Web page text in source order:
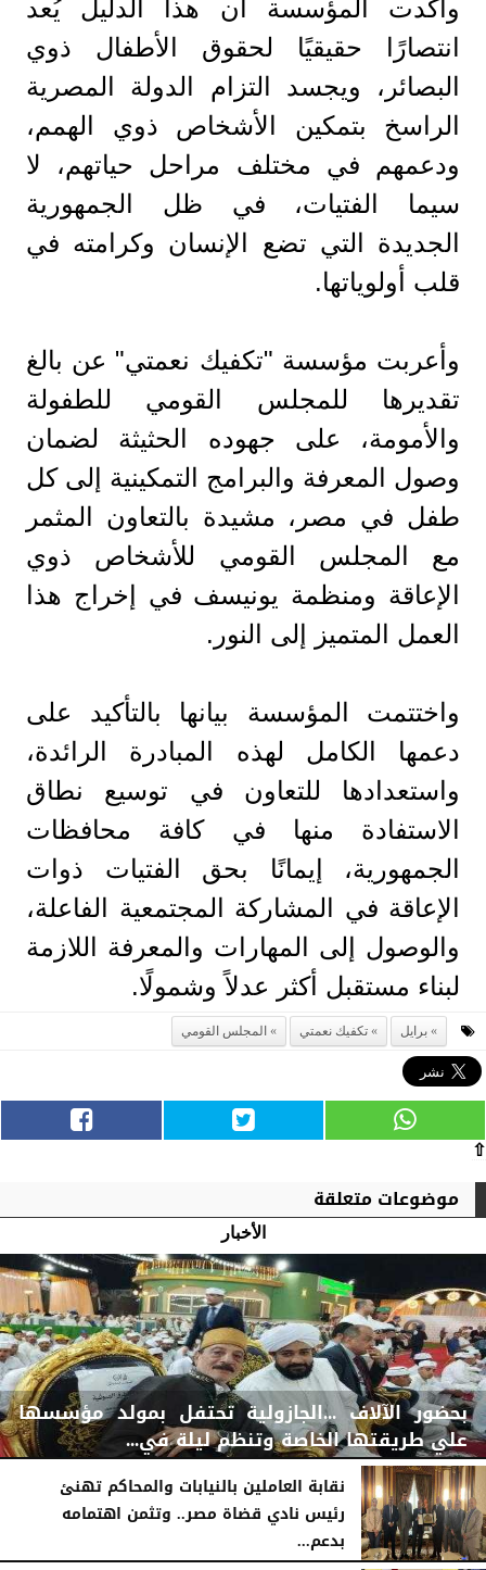
وأكدت المؤسسة أن هذا الدليل يُعد
انتصارًا حقيقيًا لحقوق الأطفال ذوي
البصائر، ويجسد التزام الدولة المصرية
الراسخ بتمكين الأشخاص ذوي الهمم،
ودعمهم في مختلف مراحل حياتهم، لا
سيما الفتيات، في ظل الجمهورية
الجديدة التي تضع الإنسان وكرامته في
قلب أولوياتها.
وأعربت مؤسسة "تكفيك نعمتي" عن بالغ
تقديرها للمجلس القومي للطفولة
والأمومة، على جهوده الحثيثة لضمان
وصول المعرفة والبرامج التمكينية إلى كل
طفل في مصر، مشيدة بالتعاون المثمر
مع المجلس القومي للأشخاص ذوي
الإعاقة ومنظمة يونيسف في إخراج هذا
العمل المتميز إلى النور.
واختتمت المؤسسة بيانها بالتأكيد على
دعمها الكامل لهذه المبادرة الرائدة،
واستعدادها للتعاون في توسيع نطاق
الاستفادة منها في كافة محافظات
الجمهورية، إيمانًا بحق الفتيات ذوات
الإعاقة في المشاركة المجتمعية الفاعلة،
والوصول إلى المهارات والمعرفة اللازمة
لبناء مستقبل أكثر عدلاً وشمولًا.
برايل تكفيك نعمتي المجلس القومي
⇧
موضوعات متعلقة
الأخبار
بحضور الآلاف ...الجازولية تحتفل بمولد مؤسسها
علي طريقتها الخاصة وتنظم ليلة في...
اليومالجمعة، 7 أغسطس 2026 11:31 صـ
نقابة العاملين بالنيابات والمحاكم تهنئ
رئيس نادي قضاة مصر.. وتثمن اهتمامه
بدعم...